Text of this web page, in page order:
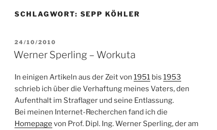
SCHLAGWORT: SEPP KÖHLER
VERÖFFENTLICHT
AM
24/10/2010
Werner Sperling – Workuta
In einigen Artikeln aus der Zeit von 1951 bis 1953
schrieb ich über die Verhaftung meines Vaters, den
Aufenthalt im Straflager und seine Entlassung.
Bei meinen Internet-Recherchen fand ich die
Homepage von Prof. Dipl. Ing. Werner Sperling, der am